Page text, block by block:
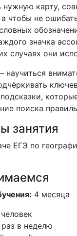
нужную карту,
чтобы не
значка
случаях они
научиться
поиска
занятия
ЕГЭ по
4 месяца
в неделю